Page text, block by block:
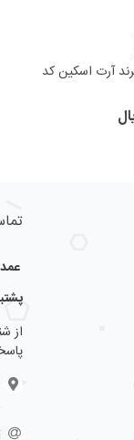
آرت اسکین کد
پشتبانی